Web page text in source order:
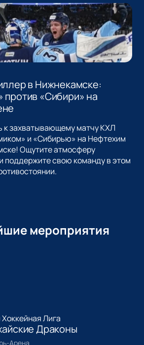
в Нижнекамске:
против «Сибири» на
к захватывающему матчу КХЛ
и «Сибирью» на Нефтехим
Ощутите атмосферу
поддержите свою команду в этом
мероприятия
Лига
Драконы
Арена